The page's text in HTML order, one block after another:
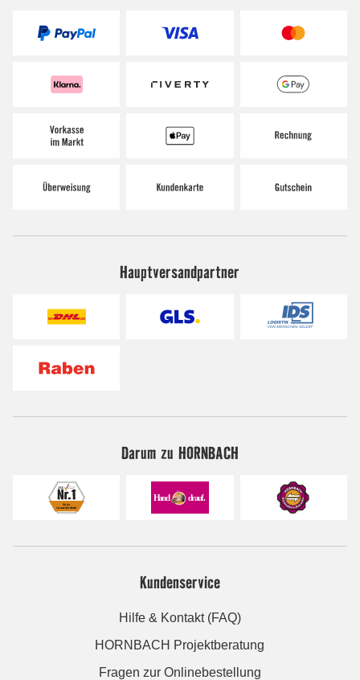
Hauptversandpartner
Darum zu HORNBACH
Kundenservice
Hilfe & Kontakt (FAQ)
HORNBACH Projektberatung
Fragen zur Onlinebestellung